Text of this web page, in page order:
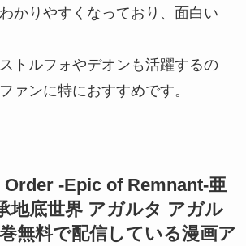
かりやすくなっており、面白い
トルフォやデオンも活躍するの
ァンに特におすすめです。
Order -Epic of Remnant-亜
地底世界 アガルタ アガル
無料で配信している漫画ア